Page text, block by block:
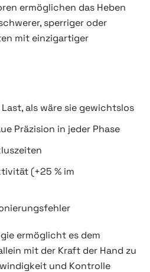
ermöglichen das Heben
sperriger oder
mit einzigartiger
als wäre sie gewichtslos
Präzision in jeder Phase
(+25 % im
ermöglicht es dem
mit der Kraft der Hand zu
und Kontrolle